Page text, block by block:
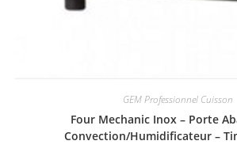
GEM Professionnel Cuisson
Four Mechanic Inox – Porte
Convection/Humidificateur –